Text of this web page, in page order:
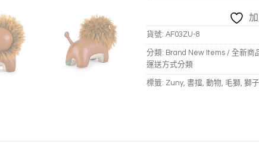
貨號: AF03ZU-8
分類: Brand New Items / 全新商
運送方式分類
標籤: Zuny, 書擋 動物 毛獅 獅子